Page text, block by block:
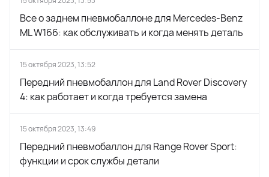
Все о заднем пневмобаллоне для Mercedes-Benz
ML W166: как обслуживать и когда менять деталь
15 октября 2023, 13:52
Передний пневмобаллон для Land Rover Discovery
4: как работает и когда требуется замена
15 октября 2023, 13:49
Передний пневмобаллон для Range Rover Sport:
функции и срок службы детали